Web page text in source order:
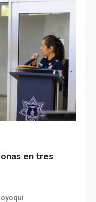
en tres